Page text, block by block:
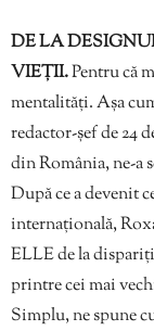
DE LA
VIEȚII.Pentru că
mentalități. Așa
redactor-șef de 24
din România, ne-a
După ce a devenit
internațională,
ELLE de la
printre cei mai
Simplu, ne spune